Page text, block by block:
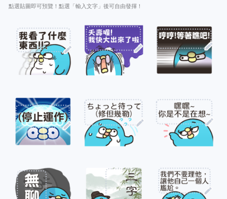
點選貼圖即可預覽！點選「輸入文字」後可自由發揮！